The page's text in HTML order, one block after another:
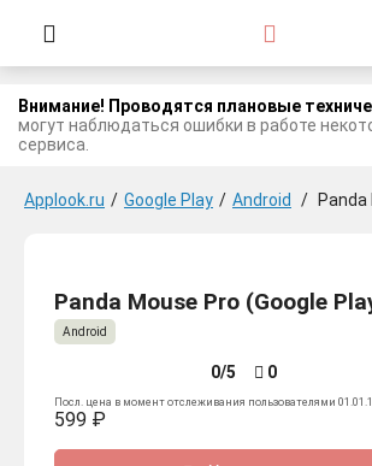
Внимание! Проводятся плановые
могут наблюдаться ошибки в работе
сервиса.
Applook.ru / Google Play / Android / Panda
Panda Mouse Pro (Google
Android
0/5 0
Посл. цена в момент отслеживания пользователями
599 ₽